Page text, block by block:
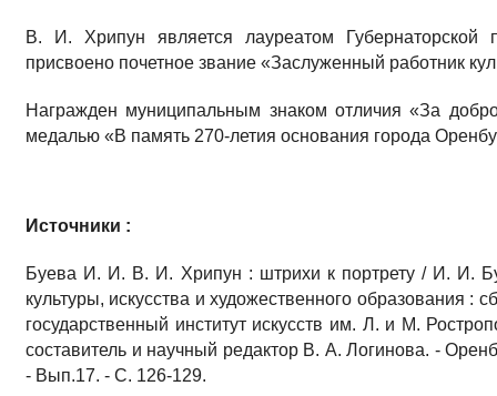
В. И. Хрипун является лауреатом
присвоено почетное звание «Заслуженный работник
Награжден муниципальным знаком отличия «За
медалью «В память 270-летия основания города
Источники :
Буева И. И. В. И. Хрипун : штрихи к портрету / И. И.
культуры, искусства и художественного образования :
государственный институт искусств им. Л. и М.
составитель и научный редактор В. А. Логинова. -
- Вып.17. - С. 126-129.